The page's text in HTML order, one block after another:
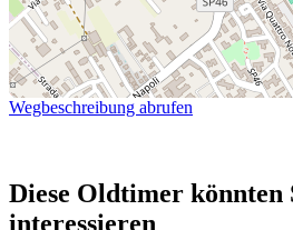
Wegbeschreibung abrufen
Diese Oldtimer könnten
interessieren